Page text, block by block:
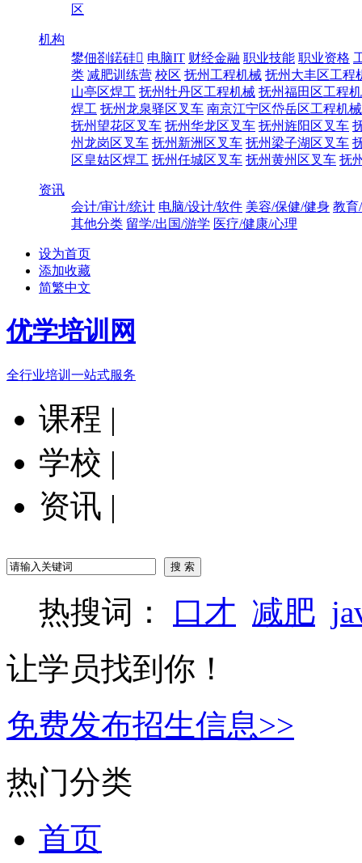
区
机构
鐢佃剳鍩硅 电脑IT 财经金融 职业技能 职业资格
类 减肥训练营 校区 抚州工程机械 抚州大丰区工程
山亭区焊工 抚州牡丹区工程机械 抚州福田区工程
焊工 抚州龙泉驿区叉车 南京江宁区岱岳区工程机械
抚州望花区叉车 抚州华龙区叉车 抚州旌阳区叉车
州龙岗区叉车 抚州新洲区叉车 抚州梁子湖区叉车
区皇姑区焊工 抚州任城区叉车 抚州黄州区叉车 抚
资讯
会计/审计/统计 电脑/设计/软件 美容/保健/健身 教育
其他分类 留学/出国/游学 医疗/健康/心理
设为首页
添加收藏
简繁中文
优学培训网
全行业培训一站式服务
课程 |
学校 |
资讯 |
热搜词： 口才 减肥
让学员找到你！
免费发布招生信息>>
热门分类
首页